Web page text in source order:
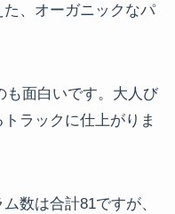
、オーガニックなパ
も面白いです。大人び
ラックに仕上がりま
数は合計81ですが、